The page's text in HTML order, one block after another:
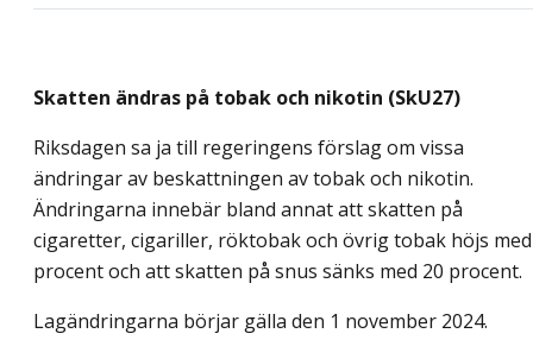
Skatten ändras på tobak och nikotin (SkU27)
Riksdagen sa ja till regeringens förslag om vissa
ändringar av beskattningen av tobak och nikotin.
Ändringarna innebär bland annat att skatten på
cigaretter, cigariller, röktobak och övrig tobak höjs
procent och att skatten på snus sänks med 20 procent.
Lagändringarna börjar gälla den 1 november 2024.